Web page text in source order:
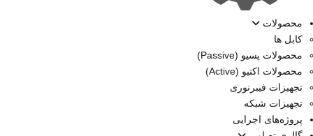
محصولات
کابل ها
محصولات پسیو (Passive)
محصولات اکتیو (Active)
تجهیزات فیبرنوری
تجهیزات شبکه
پروژه‌های اجرایی